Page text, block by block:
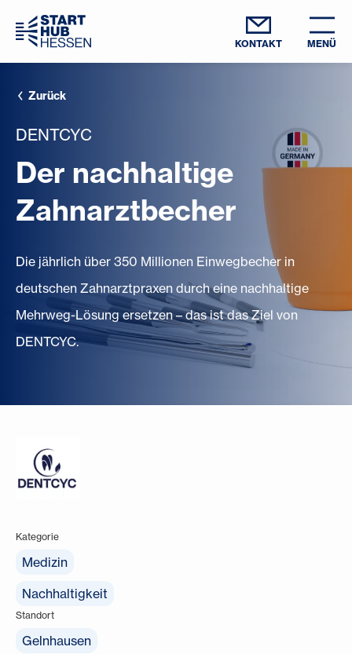
KONTAKT MENÜ
Zurück
DENTCYC
Der nachhaltige
Zahnarztbecher
Die jährlich über 350 Millionen Einwegbecher in
deutschen Zahnarztpraxen durch eine nachhaltige
Mehrweg-Lösung ersetzen – das ist das Ziel von
DENTCYC.
Kategorie
Medizin
Nachhaltigkeit
Standort
Gelnhausen